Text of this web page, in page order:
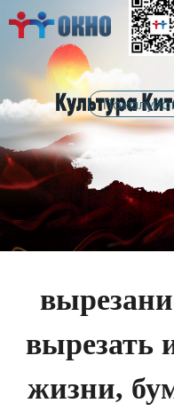
中
文
вырезать
жизни,